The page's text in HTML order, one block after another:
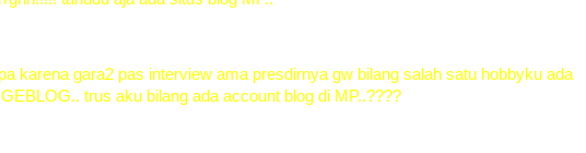
karena gara2 pas interview ama presdirnya gw bilang salah satu hobbyku ada
trus aku bilang ada account blog di MP..????